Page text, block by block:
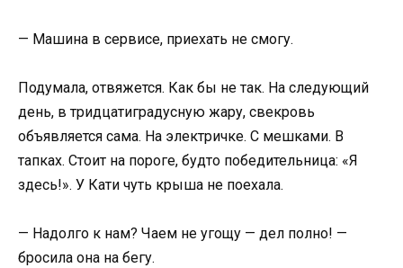
— Машина в сервисе, приехать не смогу.
Подумала, отвяжется. Как бы не так. На следующий
день, в тридцатиградусную жару, свекровь
объявляется сама. На электричке. С мешками. В
тапках. Стоит на пороге, будто победительница: «Я
здесь!». У Кати чуть крыша не поехала.
— Надолго к нам? Чаем не угощу — дел полно! —
бросила она на бегу.